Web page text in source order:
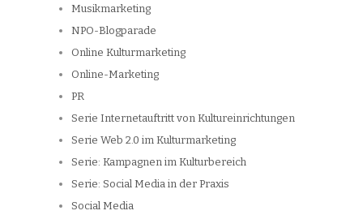
Musikmarketing
NPO-Blogparade
Online Kulturmarketing
Online-Marketing
PR
Serie Internetauftritt von Kultureinrichtungen
Serie Web 2.0 im Kulturmarketing
Serie: Kampagnen im Kulturbereich
Serie: Social Media in der Praxis
Social Media